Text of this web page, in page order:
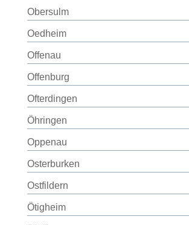
Obersulm
Oedheim
Offenau
Offenburg
Ofterdingen
Öhringen
Oppenau
Osterburken
Ostfildern
Ötigheim